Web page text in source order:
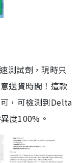
測試劑，現時只
送貨時間！這款
，可檢測到Delta
度100%。